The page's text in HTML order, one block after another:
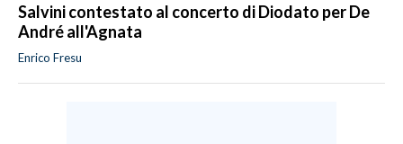
Salvini contestato al concerto di Diodato per De
André all'Agnata
Enrico Fresu